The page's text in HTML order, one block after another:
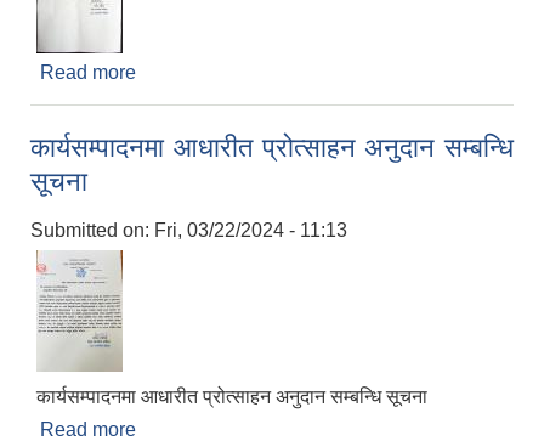
Read more
कार्यसम्पादनमा आधारीत प्रोत्साहन अनुदान सम्बन्धि
सूचना
Submitted on: Fri, 03/22/2024 - 11:13
कार्यसम्पादनमा आधारीत प्रोत्साहन अनुदान सम्बन्धि सूचना
Read more